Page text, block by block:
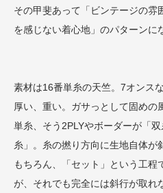
その甲斐あって「ビンテージの雰
を感じない着心地」のパターンに
素材は16番単糸の天竺。7オンス
厚い、重い。ガサっとして固めの
単糸、そう2PLYやボーダーが「
糸」。糸の撚り方向に生地自体が
もちろん、「セット」という工程
が、それでも完全には斜行が取れ